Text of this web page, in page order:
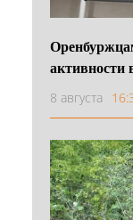
активности
8 августа